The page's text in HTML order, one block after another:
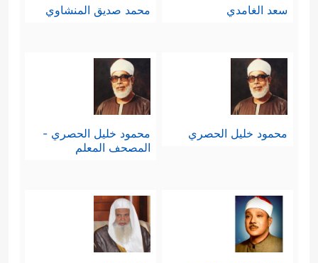
سعد الغامدي محمد صديق المنشاوي
محمود خليل الحصري
محمود خليل الحصري -
المصحف المعلم